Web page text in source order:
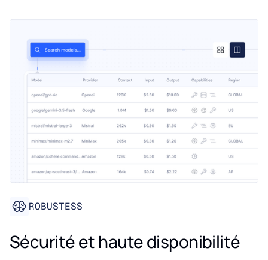
ROBUSTESS
Sécurité et haute disponibilité